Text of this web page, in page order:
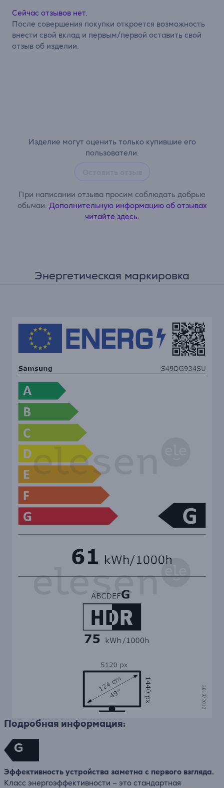
Изделие могут оценить только купившие его
пользователи.
При написании отзыва просим соблюдать добрые
обычаи. Дополнительную информацию об отзывах
читайте здесь.
Сейчас отзывов нет.
После совершения покупки откроется возможность
внести свой вклад и первым/первой оставить свой
отзыв об изделии.
Энергетическая маркировка
Подробная информация:
G
Эффективность устройства заметна с первого взгляда.
Класс энергоэффективности – это стандартная